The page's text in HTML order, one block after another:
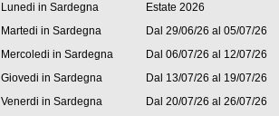
Lunedi in Sardegna
Martedi in Sardegna
Mercoledi in Sardegna
Giovedi in Sardegna
Venerdi in Sardegna
Estate 2026
Dal 29/06/26 al 05/07/26
Dal 06/07/26 al 12/07/26
Dal 13/07/26 al 19/07/26
Dal 20/07/26 al 26/07/26